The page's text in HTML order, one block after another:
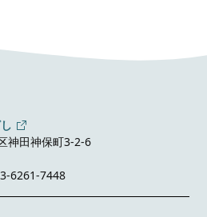
神田神保町3-2-6
6261-7448